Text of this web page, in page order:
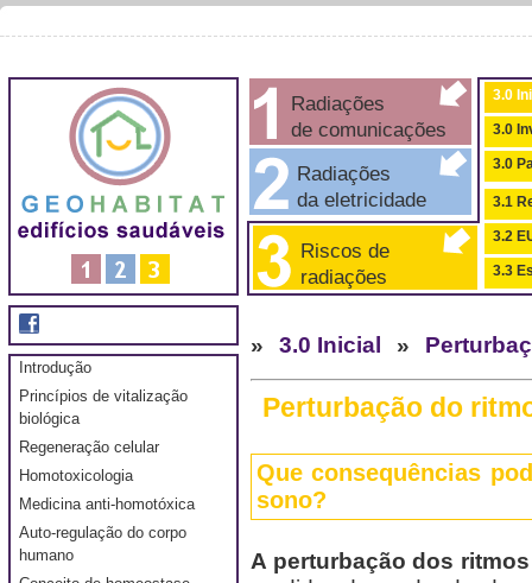
Radiações
de comunicações
Radiações
da eletricidade
Riscos de
radiações
3.0
3.0
3.0
3.1
3.2
3.3
Introdução
Princípios de vitalização
biológica
Regeneração celular
Homotoxicologia
Medicina anti-homotóxica
Auto-regulação do corpo
humano
» 3.0 Inicial »
Perturbação do
Que consequências
sono?
A perturbação dos